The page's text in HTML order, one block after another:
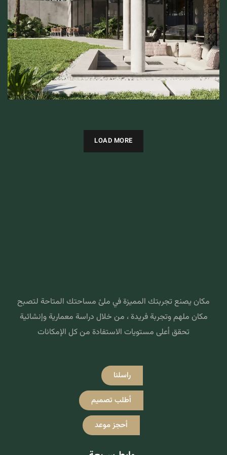
ARCHITECTURE
LOAD MORE
مكان يصنع تجربتك المميزة في ملئ مساحتك المتاحة لتصبح
مكان ملهم وتجربة فريدة ، من خلال دراسة معمارية وإنشائية
تحقق أعلى مستويات الاستفادة من كل الإمكانات
راسلنا
أطلب تصميم
أحجز موعد